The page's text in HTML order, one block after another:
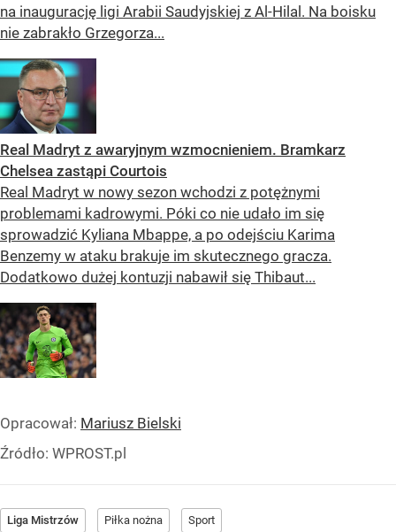
na inaugurację ligi Arabii Saudyjskiej z Al-Hilal. Na boisku
nie zabrakło Grzegorza...
Real Madryt z awaryjnym wzmocnieniem. Bramkarz
Chelsea zastąpi Courtois
Real Madryt w nowy sezon wchodzi z potężnymi
problemami kadrowymi. Póki co nie udało im się
sprowadzić Kyliana Mbappe, a po odejściu Karima
Benzemy w ataku brakuje im skutecznego gracza.
Dodatkowo dużej kontuzji nabawił się Thibaut...
Opracował: Mariusz Bielski
Źródło: WPROST.pl
Liga Mistrzów Piłka nożna Sport